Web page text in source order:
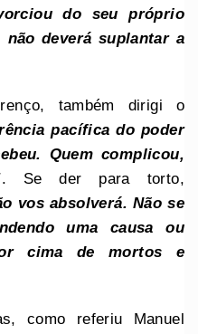
do seu próprio
deverá suplantar a
também dirigi o
pacífica do poder
Quem complicou,
. Se der para torto,
vos absolverá. Não se
uma causa ou
cima de mortos e
como referiu Manuel